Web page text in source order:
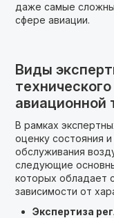
даже самые
сфере авиации.
Виды
авиационной
В рамках
оценку состояния
обслуживания
следующие
которых обладает
зависимости от
Экспертиза